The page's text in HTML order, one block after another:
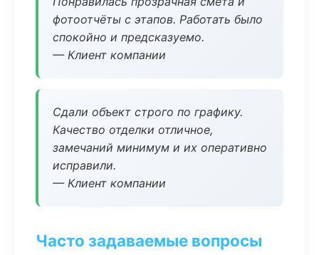
фотоотчёты с этапов. Работать было
спокойно и предсказуемо.
— Клиент компании
Сдали объект строго по графику.
Качество отделки отличное,
замечаний минимум и их оперативно
исправили.
— Клиент компании
Часто задаваемые вопросы